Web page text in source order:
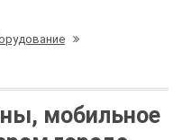
мобильное